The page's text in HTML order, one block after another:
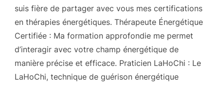
suis fière de partager avec vous mes certifications
en thérapies énergétiques. Thérapeute Énergétique
Certifiée : Ma formation approfondie me permet
d’interagir avec votre champ énergétique de
manière précise et efficace. Praticien LaHoChi : Le
LaHoChi, technique de guérison énergétique